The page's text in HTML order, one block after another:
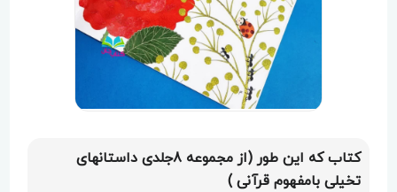
کتاب که این طور (از مجموعه 8جلدی داستانهای
تخیلی بامفهوم قرآنی )